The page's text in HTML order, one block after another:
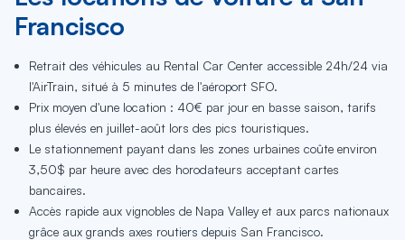
Francisco
Retrait des véhicules au Rental Car Center accessible 24h/24 via
l'AirTrain, situé à 5 minutes de l'aéroport SFO.
Prix moyen d'une location : 40€ par jour en basse saison, tarifs
plus élevés en juillet-août lors des pics touristiques.
Le stationnement payant dans les zones urbaines coûte environ
3,50$ par heure avec des horodateurs acceptant cartes
bancaires.
Accès rapide aux vignobles de Napa Valley et aux parcs nationaux
grâce aux grands axes routiers depuis San Francisco.